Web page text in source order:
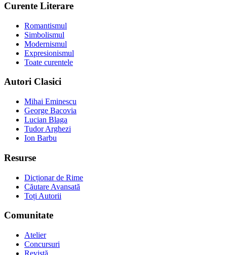
Curente Literare
Romantismul
Simbolismul
Modernismul
Expresionismul
Toate curentele
Autori Clasici
Mihai Eminescu
George Bacovia
Lucian Blaga
Tudor Arghezi
Ion Barbu
Resurse
Dicționar de Rime
Căutare Avansată
Toți Autorii
Comunitate
Atelier
Concursuri
Revistă